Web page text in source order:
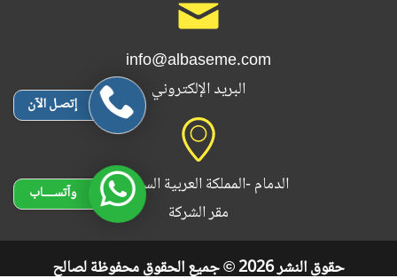
info@albaseme.com
البريد الإلكتروني
الدمام -المملكة العربية السعودية
مقر الشركة
حقوق النشر 2026 © جميع الحقوق محفوظة لصالح
إتصـل الآن
وآتســــاب